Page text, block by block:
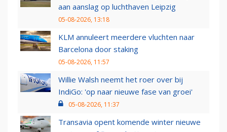
aan aanslag op luchthaven Leipzig
05-08-2026, 13:18
KLM annuleert meerdere vluchten naar
Barcelona door staking
05-08-2026, 11:57
Willie Walsh neemt het roer over bij
IndiGo: 'op naar nieuwe fase van groei'
05-08-2026, 11:37
Transavia opent komende winter nieuwe